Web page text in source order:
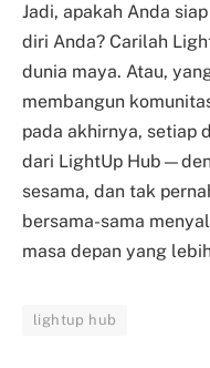
Jadi, apakah Anda
diri Anda? Carilah
dunia maya. Atau,
membangun
pada akhirnya, setiap
dari LightUp
sesama, dan tak
bersama-sama
masa depan yang
lightup hub